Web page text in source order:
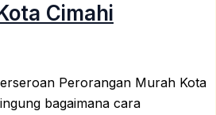
Cimahi
Perorangan Murah Kota
bagaimana cara